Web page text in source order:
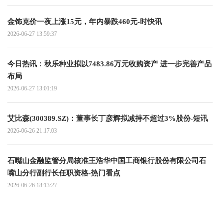
金饰克价一夜上涨15元，年内暴跌460元-时快讯
2026-06-27 13:59:37
今日热讯：秋乐种业拟以7483.86万元收购资产 进一步完善产品
布局
2026-06-27 13:01:19
艾比森(300389.SZ)：董事长丁彦辉拟减持不超过3%股份-短讯
2026-06-26 21:17:03
石嘴山金融监管分局核准王浩华中国工商银行股份有限公司石
嘴山分行副行长任职资格-热门看点
2026-06-26 18:13:27